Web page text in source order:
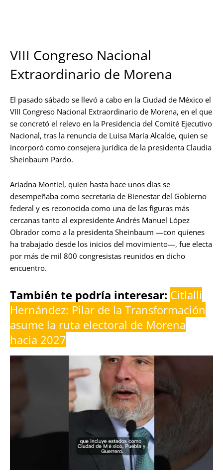
VIII Congreso Nacional
Extraordinario de Morena
El pasado sábado se llevó a cabo en la Ciudad de México el
VIII Congreso Nacional Extraordinario de Morena, en el que
se concretó el relevo en la Presidencia del Comité Ejecutivo
Nacional, tras la renuncia de Luisa María Alcalde, quien se
incorporó como consejera jurídica de la presidenta Claudia
Sheinbaum Pardo.
Ariadna Montiel, quien hasta hace unos días se
desempeñaba como secretaria de Bienestar del Gobierno
federal y es reconocida como una de las figuras más
cercanas tanto al expresidente Andrés Manuel López
Obrador como a la presidenta Sheinbaum —con quienes
ha trabajado desde los inicios del movimiento—, fue electa
por más de mil 800 congresistas reunidos en dicho
encuentro.
También te podría interesar: Citlalli
Hernández: Pilar de la Transformación
asume la ruta electoral de Morena
hacia 2027